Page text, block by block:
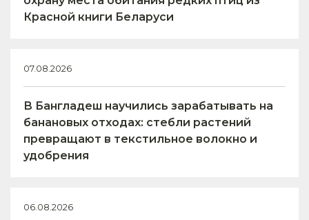
Красной книги Беларуси
07.08.2026
В Бангладеш научились зарабатывать на
банановых отходах: стебли растений
превращают в текстильное волокно и
удобрения
06.08.2026